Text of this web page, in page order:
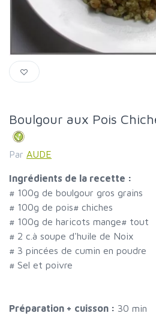
Boulgour aux Pois
Par AUDE
Ingrédients de la recette :
# 100g de boulgour gros grains
# 100g de pois# chiches
# 100g de haricots mange# tout
# 2 c.à soupe d'huile de Noix
# 3 pincées de cumin en poudre
# Sel et poivre
Préparation + cuisson : 30 min